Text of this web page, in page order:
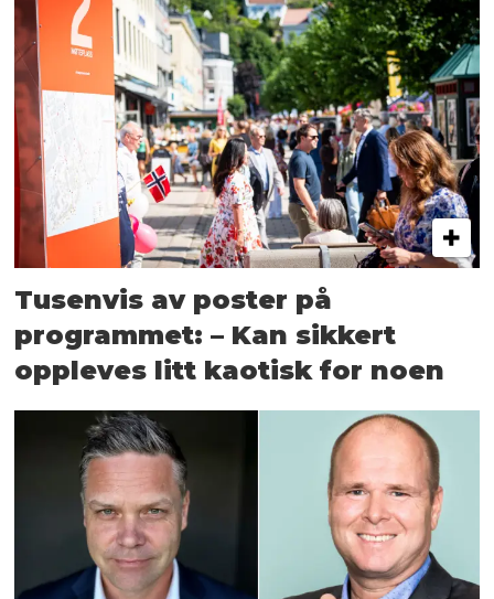
Tusenvis av poster på
programmet: – Kan sikkert
oppleves litt kaotisk for noen